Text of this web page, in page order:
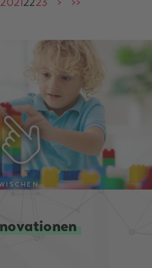
Freiheit des